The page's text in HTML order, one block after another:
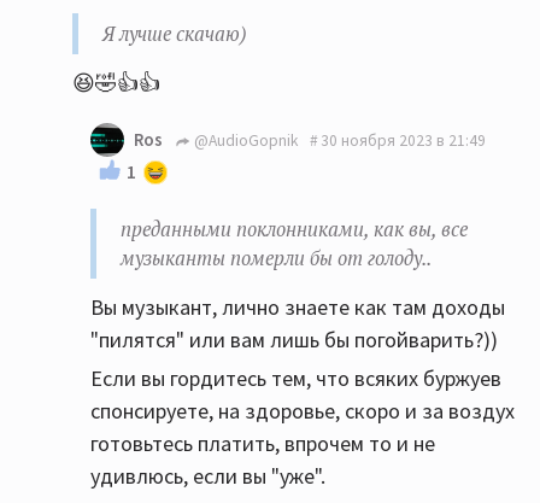
я не стану. Пусть без меня обогощаются. Я
лучше скачаю)
Я лучше скачаю)
😆🤣👍👍
Ros @AudioGopnik 30 ноября 2023 в 21:49
1
преданными поклонниками, как вы, все
музыканты померли бы от голоду..
Вы музыкант, лично знаете как там доходы
"пилятся" или вам лишь бы погойварить?))
Если вы гордитесь тем, что всяких буржуев
спонсируете, на здоровье, скоро и за воздух
готовьтесь платить, впрочем то и не
удивлюсь, если вы "уже".